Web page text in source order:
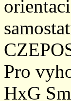
Pro
HxG